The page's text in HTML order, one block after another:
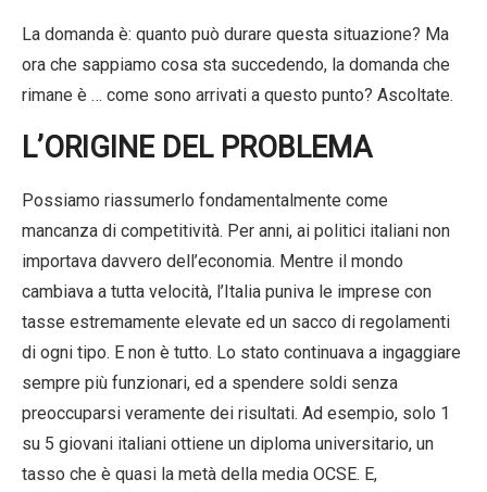
La domanda è: quanto può durare questa situazione? Ma
ora che sappiamo cosa sta succedendo, la domanda che
rimane è … come sono arrivati ​​a questo punto? Ascoltate.
L’ORIGINE DEL PROBLEMA
Possiamo riassumerlo fondamentalmente come
mancanza di competitività. Per anni, ai politici italiani non
importava davvero dell’economia. Mentre il mondo
cambiava a tutta velocità, l’Italia puniva le imprese con
tasse estremamente elevate ed un sacco di regolamenti
di ogni tipo. E non è tutto. Lo stato continuava a ingaggiare
sempre più funzionari, ed a spendere soldi senza
preoccuparsi veramente dei risultati. Ad esempio, solo 1
su 5 giovani italiani ottiene un diploma universitario, un
tasso che è quasi la metà della media OCSE. E,